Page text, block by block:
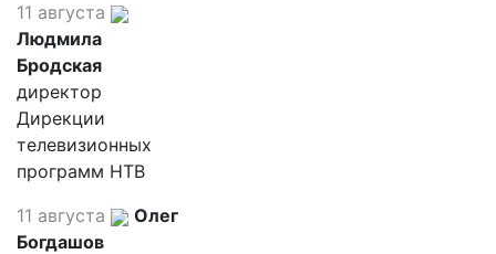
11 августа
Людмила
Бродская
директор
Дирекции
телевизионных
программ НТВ
11 августа
Олег
Богдашов